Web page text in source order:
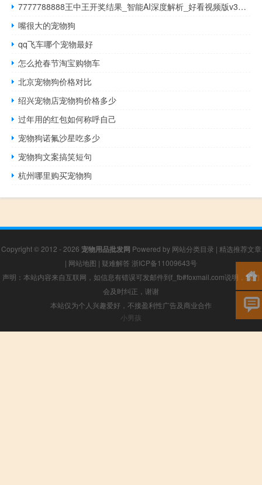
7777788888王中王开奖结果_智能AI深度解析_好看视频版v32.31.816
嘴很大的宠物狗
qq飞车哪个宠物最好
怎么抢春节淘宝购物车
北京宠物狗价格对比
绍兴宠物店宠物狗价格多少
过年用的红包如何称呼自己
宠物狗诺氟沙星吃多少
宠物狗文案搞笑短句
杭州哪里购买宠物狗
Copyright © 2012 - 2026 宠物用品批发网 Powered by 网站分类目录 | 精选推荐文章
| 网站地图 | 疑难解答 浙ICP备11009643号
声明：本站内容来自互联网，如信息有错误可发邮件到f_fb#foxmail.com说明，我们
会及时纠正，谢谢
本站仅为个人兴趣爱好，不接盈利性广告及商业合作
小男孩